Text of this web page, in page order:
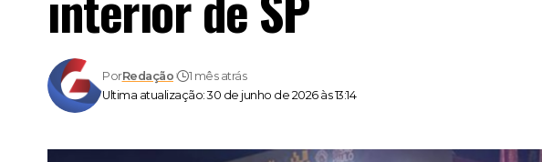
Ultima atualização: 30 de junho de 2026 às 13:14
PorRedação 1 mês atrás